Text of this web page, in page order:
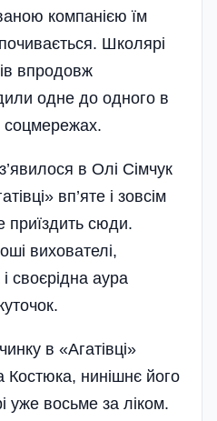
компанією їм
Школярі
впродовж
одне до одного в
соцмережах.
в Олі Сімчук
вп’яте і зовсім
приїздить сюди.
вихователі,
своєрідна аура
в «Агатівці»
Костюка, нинішнє його
уже восьме за ліком.